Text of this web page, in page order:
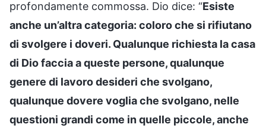
profondamente commossa. Dio dice: “Esiste
anche un’altra categoria: coloro che si rifiutano
di svolgere i doveri. Qualunque richiesta la casa
di Dio faccia a queste persone, qualunque
genere di lavoro desideri che svolgano,
qualunque dovere voglia che svolgano, nelle
questioni grandi come in quelle piccole, anche